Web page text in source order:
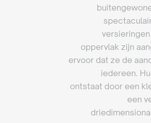
oppervlak zijn
ervoor dat ze de
iedereen.
ontstaat door een
een